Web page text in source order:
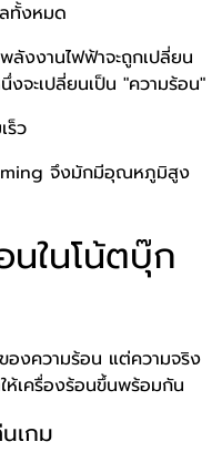
ทั้งหมด
งงานไฟฟ้าจะถูกเปลี่ยน
จะเปลี่ยนเป็น "ความร้อน"
ร็ว
จึงมักมีอุณหภูมิสูง
ในโน้ตบุ๊ก
องความร้อน แต่ความจริง
ห้เครื่องร้อนขึ้นพร้อมกัน
เกม